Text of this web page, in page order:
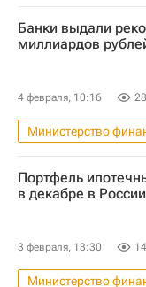
Льготная ипотека
Ипотека
Банки выдали
миллиардов
4 февраля, 10:16
Министерство
Жилье
Россия
Московская
Портфель
в декабре в
3 февраля, 13:30
Министерство